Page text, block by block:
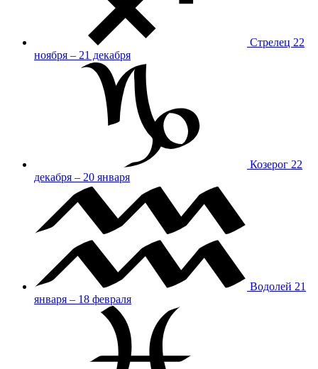
Стрелец 22
ноября – 21 декабря
Козерог 22
декабря – 20 января
Водолей 21
января – 18 февраля